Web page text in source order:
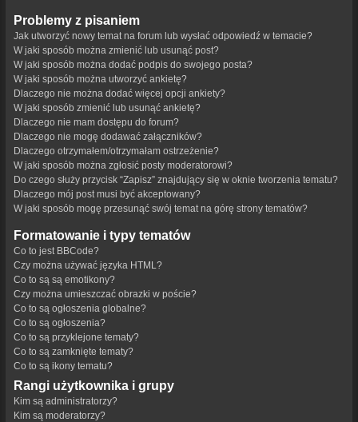
Problemy z pisaniem
Jak utworzyć nowy temat na forum lub wysłać odpowiedź w temacie?
W jaki sposób można zmienić lub usunąć post?
W jaki sposób można dodać podpis do swojego posta?
W jaki sposób można utworzyć ankietę?
Dlaczego nie można dodać więcej opcji ankiety?
W jaki sposób zmienić lub usunąć ankietę?
Dlaczego nie mam dostępu do forum?
Dlaczego nie mogę dodawać załączników?
Dlaczego otrzymałem/otrzymałam ostrzeżenie?
W jaki sposób można zgłosić posty moderatorowi?
Do czego służy przycisk “Zapisz” znajdujący się w oknie tworzenia tematu?
Dlaczego mój post musi być akceptowany?
W jaki sposób mogę przesunąć swój temat na górę strony tematów?
Formatowanie i typy tematów
Co to jest BBCode?
Czy można używać języka HTML?
Co to są są emotikony?
Czy można umieszczać obrazki w poście?
Co to są ogłoszenia globalne?
Co to są ogłoszenia?
Co to są przyklejone tematy?
Co to są zamknięte tematy?
Co to są ikony tematu?
Rangi użytkownika i grupy
Kim są administratorzy?
Kim są moderatorzy?